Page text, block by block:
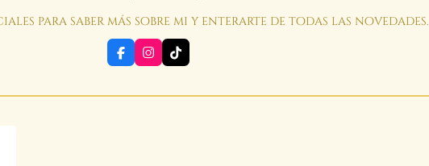
para saber más sobre mi y enterarte de todas las novedades.
F
a
e
I
n
t
T
i
T